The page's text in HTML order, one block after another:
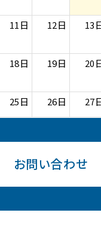
11日 12日 13
機操縦士 【更新講習】
18日 19日 20
25日 26日 27
1日 2日 3
お問い合わせ